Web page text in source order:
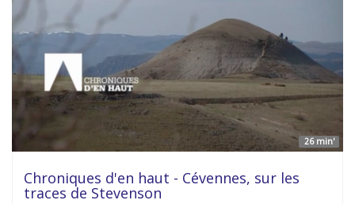
26 min'
Chroniques d'en haut - Cévennes, sur les
traces de Stevenson